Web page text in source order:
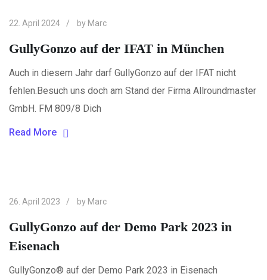
22. April 2024 by Marc
GullyGonzo auf der IFAT in München
Auch in diesem Jahr darf GullyGonzo auf der IFAT nicht
fehlen.Besuch uns doch am Stand der Firma Allroundmaster
GmbH. FM 809/8 Dich
Read More
26. April 2023 by Marc
GullyGonzo auf der Demo Park 2023 in
Eisenach
GullyGonzo® auf der Demo Park 2023 in Eisenach